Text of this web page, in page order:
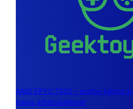
AMD EPYC 7302 – sexton kärnor
tunga arbetsstationer